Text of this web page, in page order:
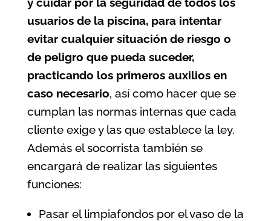
usuarios de la piscina, para intentar
evitar cualquier situación de riesgo o
de peligro que pueda suceder,
practicando los primeros auxilios en
caso necesario, así como hacer que se
cumplan las normas internas que cada
cliente exige y las que establece la ley.
Además el socorrista también se
encargará de realizar las siguientes
funciones:
Pasar el limpiafondos por el vaso de la